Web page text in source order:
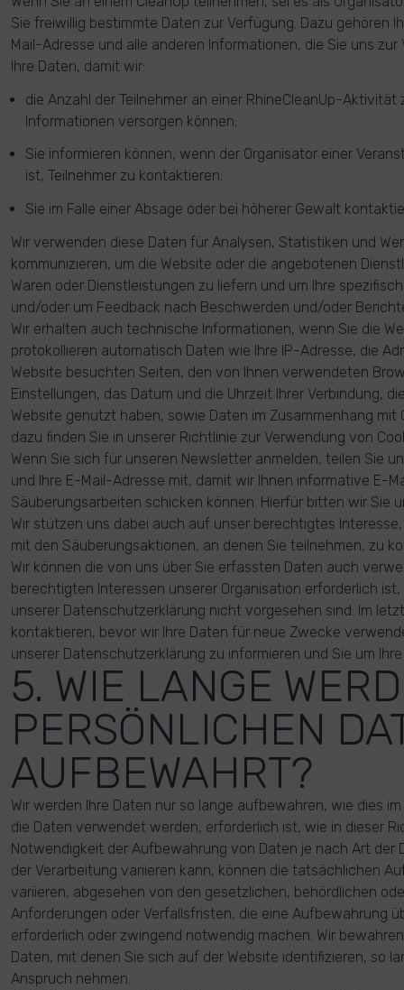
Sie freiwillig bestimmte Daten zur Verfügung. Dazu gehören
Mail-Adresse und alle anderen Informationen, die Sie uns zur
Ihre Daten, damit wir:
die Anzahl der Teilnehmer an einer RhineCleanUp-Aktivität
Informationen versorgen können;
Sie informieren können, wenn der Organisator einer
ist, Teilnehmer zu kontaktieren;
Sie im Falle einer Absage oder bei höherer Gewalt
Wir verwenden diese Daten für Analysen, Statistiken und
kommunizieren, um die Website oder die angebotenen
Waren oder Dienstleistungen zu liefern und um Ihre
und/oder um Feedback nach Beschwerden und/oder
Wir erhalten auch technische Informationen, wenn Sie die
protokollieren automatisch Daten wie Ihre IP-Adresse, die
Website besuchten Seiten, den von Ihnen verwendeten
Einstellungen, das Datum und die Uhrzeit Ihrer Verbindung,
Website genutzt haben, sowie Daten im Zusammenhang
dazu finden Sie in unserer Richtlinie zur Verwendung von
Wenn Sie sich für unseren Newsletter anmelden, teilen Sie
und Ihre E-Mail-Adresse mit, damit wir Ihnen informative E-
Säuberungsarbeiten schicken können. Hierfür bitten wir Sie
Wir stützen uns dabei auch auf unser berechtigtes
mit den Säuberungsaktionen, an denen Sie teilnehmen, zu
Wir können die von uns über Sie erfassten Daten auch
berechtigten Interessen unserer Organisation erforderlich
unserer Datenschutzerklärung nicht vorgesehen sind. Im
kontaktieren, bevor wir Ihre Daten für neue Zwecke
unserer Datenschutzerklärung zu informieren und Sie um
5. WIE LANGE
PERSÖNLICHEN
AUFBEWAHRT?
Wir werden Ihre Daten nur so lange aufbewahren, wie dies
die Daten verwendet werden, erforderlich ist, wie in dieser
Notwendigkeit der Aufbewahrung von Daten je nach Art der
der Verarbeitung variieren kann, können die tatsächlichen
variieren, abgesehen von den gesetzlichen, behördlichen
Anforderungen oder Verfallsfristen, die eine Aufbewahrung
erforderlich oder zwingend notwendig machen. Wir
Daten, mit denen Sie sich auf der Website identifizieren, so
Anspruch nehmen.